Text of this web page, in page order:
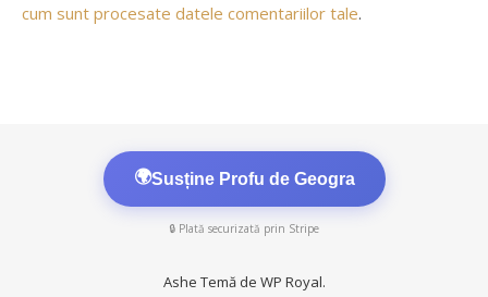
cum sunt procesate datele comentariilor tale.
🌍Susține Profu de Geogra
🔒 Plată securizată prin Stripe
Ashe Temă de WP Royal.